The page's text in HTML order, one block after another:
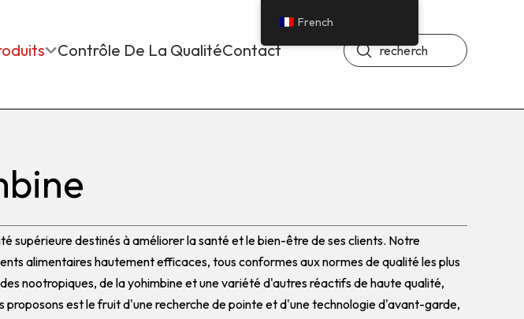
Contrôle De La QualitéContact Recherche
Soumettre
supérieure destinés à améliorer la santé et le bien-être de ses clients. Notre
alimentaires hautement efficaces, tous conformes aux normes de qualité les plus
nootropiques, de la yohimbine et une variété d'autres réactifs de haute qualité,
proposons est le fruit d'une recherche de pointe et d'une technologie d'avant-garde,
French